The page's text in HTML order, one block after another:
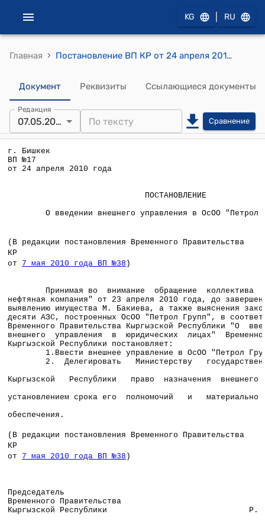
KG RU
Главная › Постановление ВП КР от 24 апреля 2010 года №17 "О введении внешнего управления в ОсОО "Петрол Групп""
Документ Реквизиты Ссылающиеся документы
Редакция
07.05.2010 Сравнение